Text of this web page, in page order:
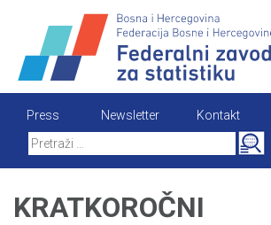
content
Press Newsletter
Kontakt
Search
for:
KRATKOROČNI